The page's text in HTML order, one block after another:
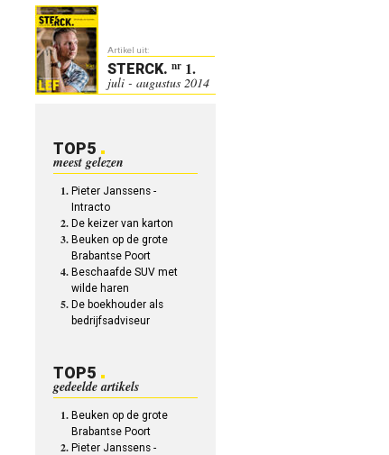
Artikel uit:
STERCK. nr 1.
juli - augustus 2014
TOP5
meest gelezen
Pieter Janssens -
Intracto
De keizer van karton
Beuken op de grote
Brabantse Poort
Beschaafde SUV met
wilde haren
De boekhouder als
bedrijfsadviseur
TOP5
gedeelde artikels
Beuken op de grote
Brabantse Poort
Pieter Janssens -